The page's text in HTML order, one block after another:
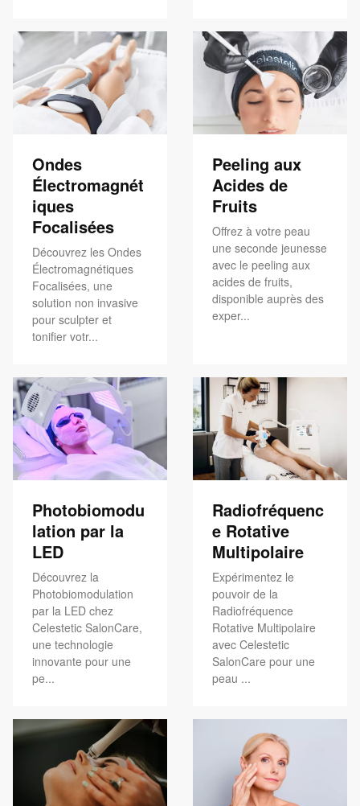
Ondes
Électromagnét
iques
Focalisées
Découvrez les Ondes
Électromagnétiques
Focalisées, une
solution non invasive
pour sculpter et
tonifier votr...
Peeling aux
Acides de
Fruits
Offrez à votre peau
une seconde jeunesse
avec le peeling aux
acides de fruits,
disponible auprès des
exper...
Photobiomodu
lation par la
LED
Découvrez la
Photobiomodulation
par la LED chez
Celestetic SalonCare,
une technologie
innovante pour une
pe...
Radiofréquenc
e Rotative
Multipolaire
Expérimentez le
pouvoir de la
Radiofréquence
Rotative Multipolaire
avec Celestetic
SalonCare pour une
peau ...